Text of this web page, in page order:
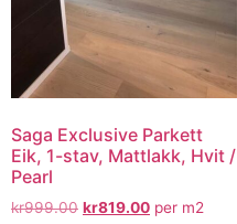
Saga Exclusive Parkett
Eik, 1-stav, Mattlakk, Hvit /
Pearl
kr999.00 kr819.00 per m2